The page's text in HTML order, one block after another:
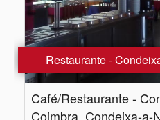
Restaurante -
Café/Restaurante -